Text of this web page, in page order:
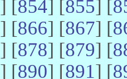
] [854] [855] [
] [866] [867] [
] [878] [879] [
] [890] [891] [